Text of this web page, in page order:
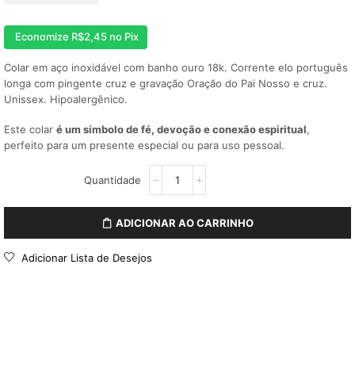
Economize R$2,45 no Pix
Colar em aço inoxidável com banho ouro 18k. Corrente elo português
longa com pingente cruz e gravação Oração do Pai Nosso e cruz.
Unissex. Hipoalergênico.
Este colar é um símbolo de fé, devoção e conexão espiritual,
perfeito para um presente especial ou para uso pessoal.
ADICIONAR AO CARRINHO
Adicionar Lista de Desejos